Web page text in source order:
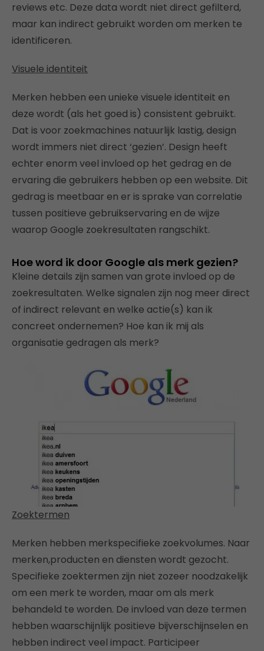
reviews etc. Deze data wordt niet direct gefilterd,
maar kan indirect gebruikt worden om merken te
identificeren.
Visuele identiteit
Merken hebben een unieke visuele identiteit en
deze wordt (als het goed is) consistent gebruikt.
Dat is voor zoekmachines natuurlijk lastig, design
wordt immers niet direct ‘gezien’. Design heeft
echter enorm veel invloed op het gedrag en de
ervaring die gebruikers hebben op een website. Dit
gedrag is meetbaar en er is sprake van correlatie
tussen positieve gebruikservaring en de wijze
waarop Google zoekresultaten rangschikt.
Hoe word ik door Google als merk gezien?
Kleine details zijn samen van grote invloed op de
zoekresultaten. Welke signalen zijn nog meer direct
of indirect relevant en welke actie(s) kan ik
concreet ondernemen? Hoe kan ik mij als
organisatie gedragen als merk?
Zoektermen
Merken hebben merkspecifieke zoekvolumes. Naar
merken,producten en diensten wordt gezocht.
Specifieke zoektermen zijn niet zozeer noodzakelijk
om een merk te worden, maar om als merk
behandeld te worden. De invloed van deze termen
hebben waarschijnlijk positieve bijverschijnselen en
hebben indirect veel impact. Participeer